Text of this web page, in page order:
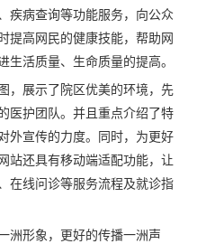
疾病查询等功能服务，向公众
提高网民的健康技能，帮助网
生活质量、生命质量的提高。
，展示了院区优美的环境，先
医护团队。并且重点介绍了特
外宣传的力度。同时，为更好
站还具有移动端适配功能，让
在线问诊等服务流程及就诊指
洲形象，更好的传播一洲声